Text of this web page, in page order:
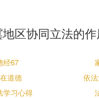
区协同立法的
经67
道德
依
学习心得